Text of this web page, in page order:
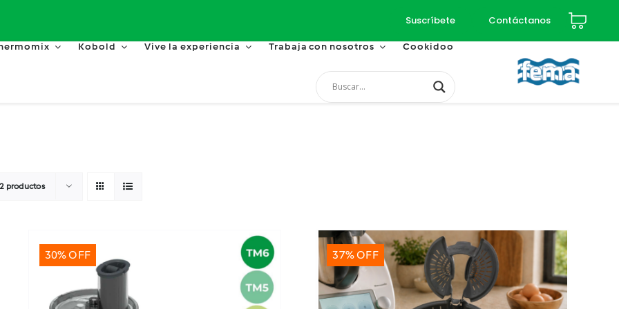
Suscríbete Contáctanos
Kobold Vive la experiencia Trabaja con nosotros Cookidoo
productos
30% OFF 37% OFF